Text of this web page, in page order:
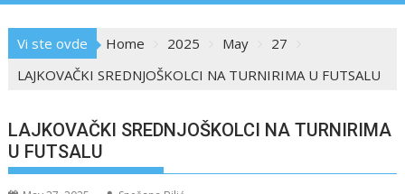
Vi ste ovde Home 2025 May
27
LAJKOVAČKI SREDNJOŠKOLCI NA TURNIRIMA U FUTSALU
LAJKOVAČKI SREDNJOŠKOLCI NA TURNIRIMA
U FUTSALU